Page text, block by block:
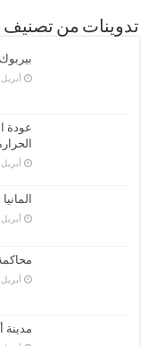
تدوينات من تصنيف
أبريل 19,
عودة
أبريل 19,
أبريل 19,
أبريل 18,
مدينة